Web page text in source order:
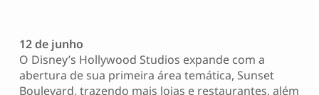
12 de junho
O Disney’s Hollywood Studios expande com a
abertura de sua primeira área temática, Sunset
Boulevard, trazendo mais lojas e restaurantes, além